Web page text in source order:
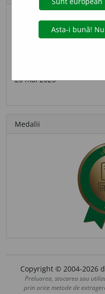
18 (locul 147)
20 mai 2026
Medalii
Copyright © 2004-2026
Preluarea, stocarea sau
prin orice metode de